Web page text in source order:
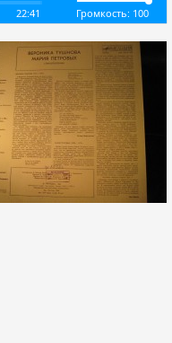
22:41 Громкость: 100